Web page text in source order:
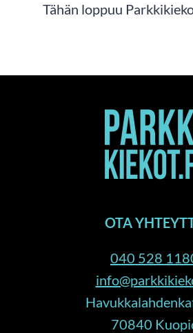
Tähän loppuu
OTA
040 528
70840